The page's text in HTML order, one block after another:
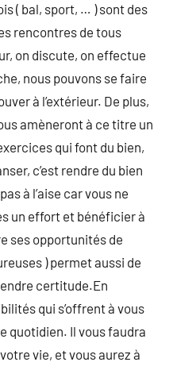
( bal, sport, … ) sont des
rencontres de tous
on discute, on effectue
nous pouvons se faire
à l’extérieur. De plus,
amèneront à ce titre un
qui font du bien,
c’est rendre du bien
à l’aise car vous ne
un effort et bénéficier à
ses opportunités de
) permet aussi de
certitude.En
qui s’offrent à vous
quotidien. Il vous faudra
vie, et vous aurez à